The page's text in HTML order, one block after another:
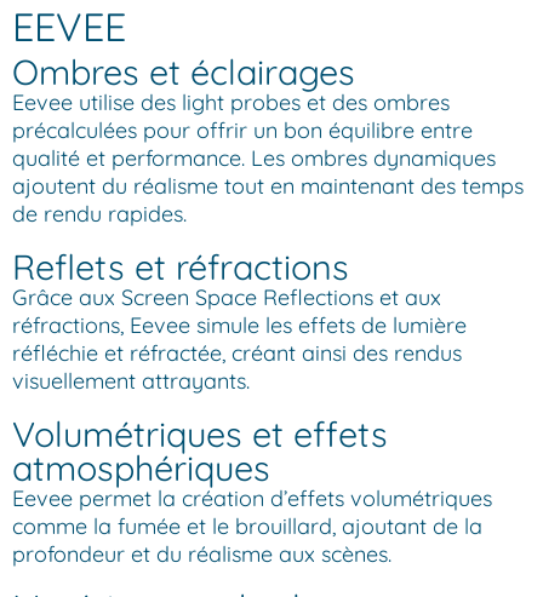
EEVEE
Ombres et éclairages
Eevee utilise des light probes et des ombres
précalculées pour offrir un bon équilibre entre
qualité et performance. Les ombres dynamiques
ajoutent du réalisme tout en maintenant des temps
de rendu rapides.
Reflets et réfractions
Grâce aux Screen Space Reflections et aux
réfractions, Eevee simule les effets de lumière
réfléchie et réfractée, créant ainsi des rendus
visuellement attrayants.
Volumétriques et effets
atmosphériques
Eevee permet la création d’effets volumétriques
comme la fumée et le brouillard, ajoutant de la
profondeur et du réalisme aux scènes.